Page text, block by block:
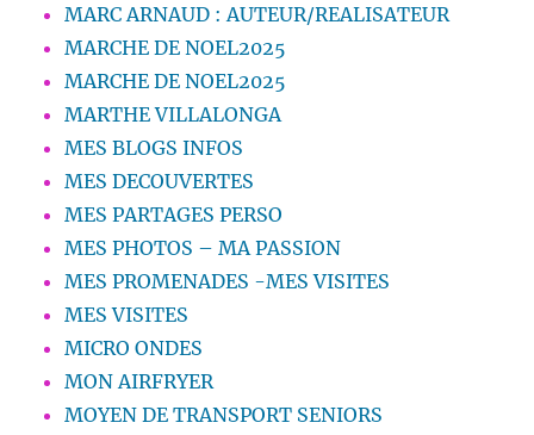
MARC ARNAUD : AUTEUR/REALISATEUR
MARCHE DE NOEL2025
MARCHE DE NOEL2025
MARTHE VILLALONGA
MES BLOGS INFOS
MES DECOUVERTES
MES PARTAGES PERSO
MES PHOTOS – MA PASSION
MES PROMENADES -MES VISITES
MES VISITES
MICRO ONDES
MON AIRFRYER
MOYEN DE TRANSPORT SENIORS